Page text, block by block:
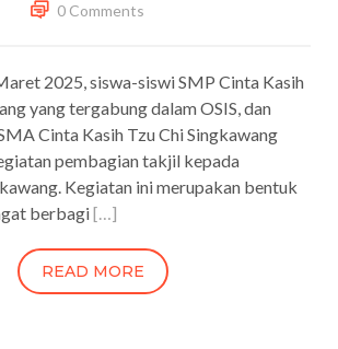
0 Comments
2025, siswa-siswi SMP Cinta Kasih
yang tergabung dalam OSIS, dan
Cinta Kasih Tzu Chi Singkawang
pembagian takjil kepada
Kegiatan ini merupakan bentuk
berbagi[…]
READ MORE